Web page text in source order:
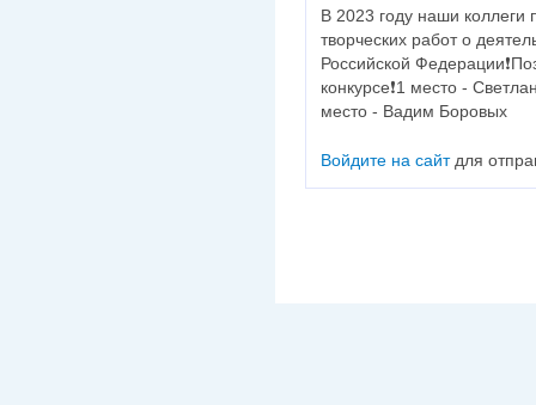
В 2023 году наши коллеги
творческих работ о
Российской
конкурсе❗1 место -
место - Вадим Боровых
Войдите на сайтдля